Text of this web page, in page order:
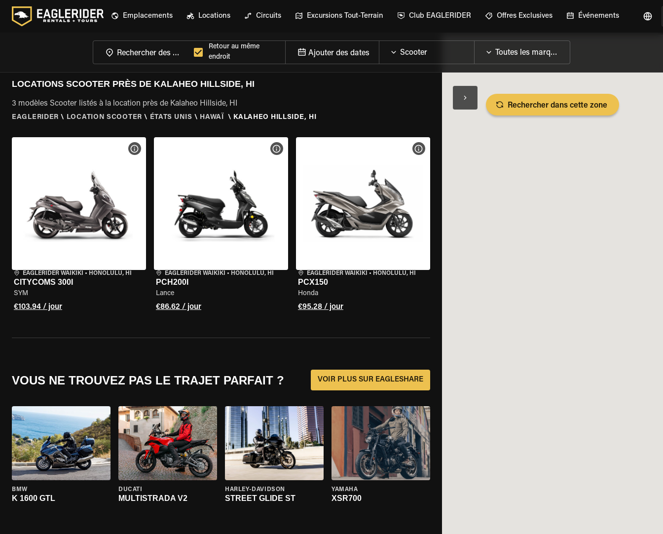
Emplacements Locations Circuits Excursions Tout-Terrain Club EAGLERIDER Offres Exclusives Événements
Retour au même
endroit
Ajouter des dates
LOCATIONS SCOOTER PRÈS DE KALAHEO HILLSIDE, HI
3 modèles Scooter listés à la location près de Kalaheo Hillside, HI
EAGLERIDER \ LOCATION SCOOTER \ ÉTATS UNIS \ HAWAÏ \ KALAHEO HILLSIDE, HI
EAGLERIDER WAIKIKI • HONOLULU, HI
CITYCOMS 300I
SYM
€103.94 / jour
VOIR LES SPÉCIFICATIONS DE LA MOTO
EAGLERIDER WAIKIKI • HONOLULU, HI
PCH200I
Lance
€86.62 / jour
VOIR LES SPÉCIFICATIONS DE LA MOTO
EAGLERIDER WAIKIKI • HONOLULU, HI
PCX150
Honda
€95.28 / jour
VOIR LES SPÉCIFICATIONS DE LA MOTO
VOUS NE TROUVEZ PAS LE TRAJET PARFAIT ? VOIR PLUS SUR EAGLESHARE
BMW
K 1600 GTL
DUCATI
MULTISTRADA V2
HARLEY-DAVIDSON
STREET GLIDE ST
YAMAHA
XSR700
Rechercher dans cette zone